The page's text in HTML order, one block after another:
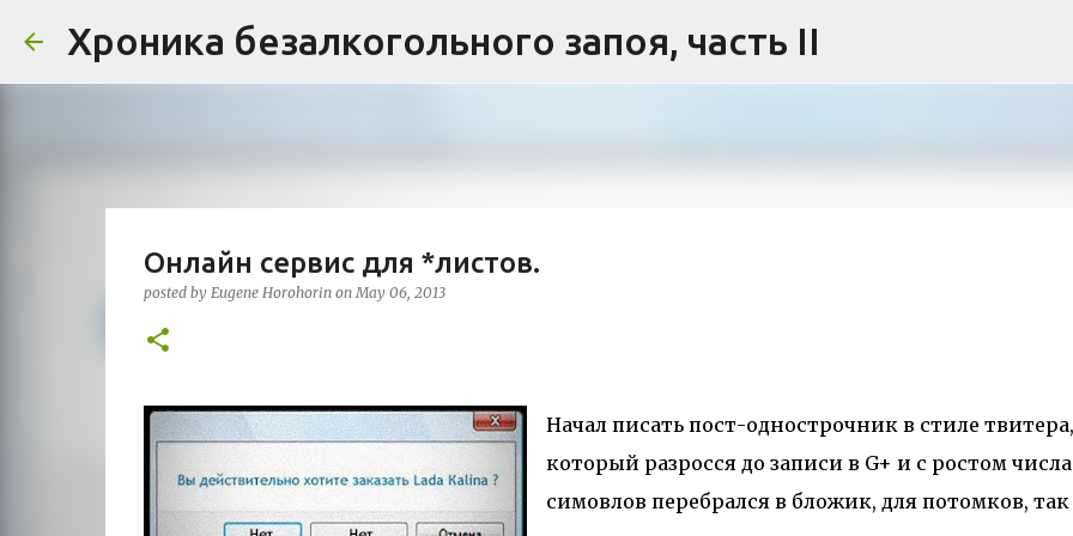
Skip to main content
Хроника безалкогольного запоя, часть II
Онлайн сервис для *листов.
posted by Eugene Horohorin onMay 06, 2013
Начал писать пост-однострочник в стиле твитера,
который разросся до записи в G+ и с ростом числа
симовлов перебрался в бложик, для потомков, так